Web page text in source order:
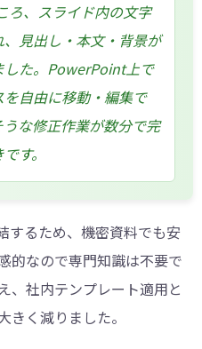
ろ、スライド内の文字
見出し・本文・背景が
した。PowerPoint上で
自由に移動・編集で
な修正作業が数分で完
す。
するため、機密資料でも安
的なので専門知識は不要で
、社内テンプレート適用と
きく減りました。